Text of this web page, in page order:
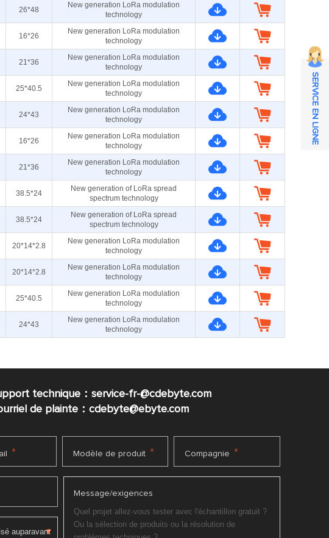
26*48
New generation LoRa modulation
technology
16*26
New generation LoRa modulation
technology
21*36
New generation LoRa modulation
technology
25*40.5
New generation LoRa modulation
technology
24*43
New generation LoRa modulation
technology
16*26
New generation LoRa modulation
technology
21*36
New generation LoRa modulation
technology
38.5*24
New generation of LoRa spread
spectrum technology
38.5*24
New generation of LoRa spread
spectrum technology
20*14*2.8
New generation LoRa modulation
technology
20*14*2.8
New generation LoRa modulation
technology
25*40.5
New generation LoRa modulation
technology
24*43
New generation LoRa modulation
technology
technique：service-fr-@cdebyte.com
de plainte：cdebyte@ebyte.com
* Modèle de produit * Compagnie *
Message/exigences
SERVICE EN LIGNE